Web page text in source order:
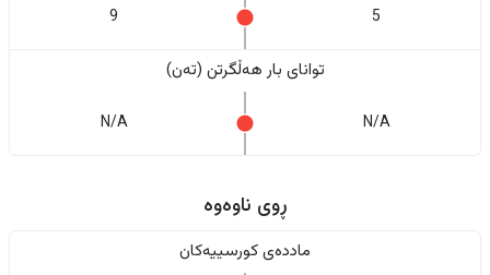
5
9
تواناى بار هەڵگرتن (تەن)
N/A
N/A
ڕوی ناوەوە
ماددەی کورسییەکان